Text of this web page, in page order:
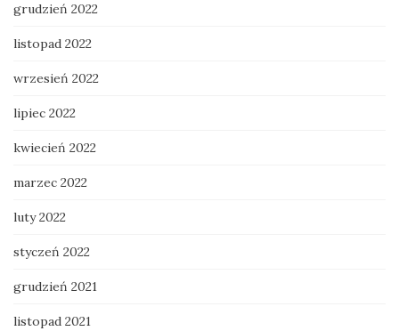
grudzień 2022
listopad 2022
wrzesień 2022
lipiec 2022
kwiecień 2022
marzec 2022
luty 2022
styczeń 2022
grudzień 2021
listopad 2021